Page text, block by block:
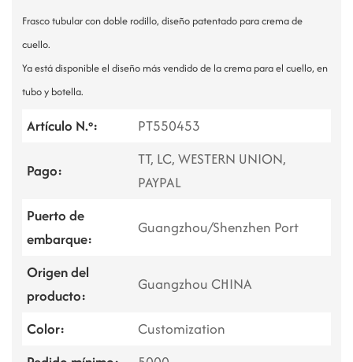
Frasco tubular con doble rodillo, diseño patentado para crema de
cuello.
Ya está disponible el diseño más vendido de la crema para el cuello, en
tubo y botella.
Artículo N.º: PT550453
Pago:
TT, LC, WESTERN UNION,
PAYPAL
Puerto de
embarque:
Guangzhou/Shenzhen Port
Origen del
producto:
Guangzhou CHINA
Color:
Customization